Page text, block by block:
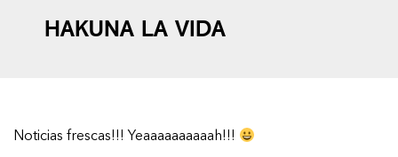
HAKUNA LA VIDA
Noticias frescas!!! Yeaaaaaaaaaah!!!